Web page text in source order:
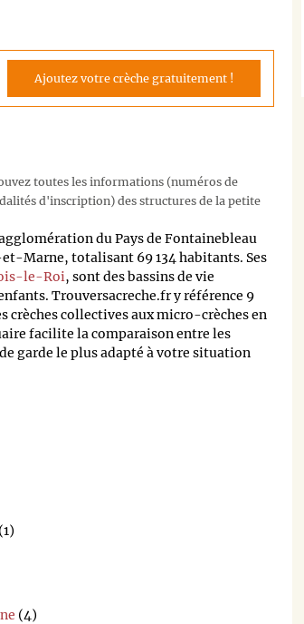
Ajoutez votre crèche gratuitement !
toutes les informations (numéros de
d'inscription) des structures de la petite
du Pays de Fontainebleau
Marne, totalisant 69 134 habitants. Ses
le-Roi, sont des bassins de vie
Trouversacreche.fr y référence 9
crèches collectives aux micro-crèches en
facilite la comparaison entre les
garde le plus adapté à votre situation
(1)
(4)